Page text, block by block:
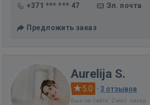
+371 *** *** 47 Эл. почта
Предложить заказ
Aurelija S.
5.0 · 3 отзывов
Был на сайте: 2 мес. назад